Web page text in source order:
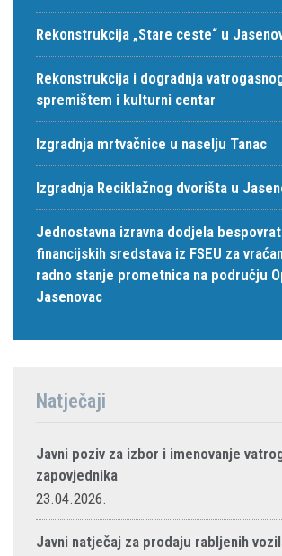
Rekonstrukcija „Stare ceste“ u
Rekonstrukcija i dogradnja
spremištem i kulturni centar
Izgradnja mrtvačnice u naselju Tanac
Izgradnja Reciklažnog dvorišta u
Jednostavna izravna dodjela
financijskih sredstava iz FSEU za
radno stanje prometnica na području
Jasenovac
Natječaji
Javni poziv za izbor i imenovanje
zapovjednika
23.04.2026.
Javni natječaj za prodaju rabljenih